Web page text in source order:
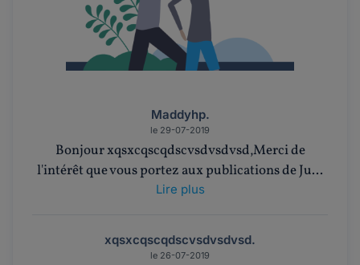
Maddyhp.
le 29-07-2019
Bonjour xqsxcqscqdscvsdvsdvsd,Merci de
l'intérêt que vous portez aux publications de Ju...
Lire plus
xqsxcqscqdscvsdvsdvsd.
le 26-07-2019